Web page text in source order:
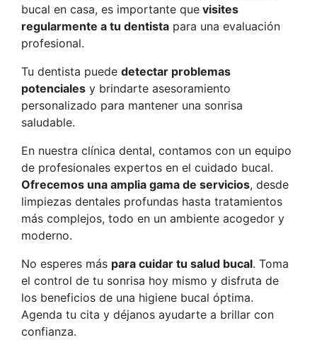
bucal en casa, es importante que visites
regularmente a tu dentista para una evaluación
profesional.
Tu dentista puede detectar problemas
potenciales y brindarte asesoramiento
personalizado para mantener una sonrisa
saludable.
En nuestra clínica dental, contamos con un equipo
de profesionales expertos en el cuidado bucal.
Ofrecemos una amplia gama de servicios, desde
limpiezas dentales profundas hasta tratamientos
más complejos, todo en un ambiente acogedor y
moderno.
No esperes más para cuidar tu salud bucal. Toma
el control de tu sonrisa hoy mismo y disfruta de
los beneficios de una higiene bucal óptima.
Agenda tu cita y déjanos ayudarte a brillar con
confianza.